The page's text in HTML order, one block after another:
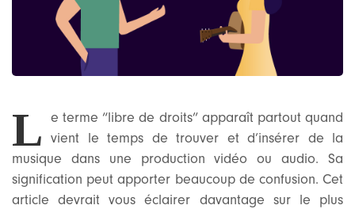
L e terme “libre de droits” apparaît partout quand
vient le temps de trouver et d’insérer de la
musique dans une production vidéo ou audio. Sa
signification peut apporter beaucoup de confusion. Cet
article devrait vous éclairer davantage sur le plus